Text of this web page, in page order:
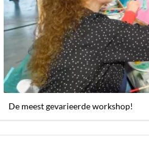
De meest gevarieerde workshop!